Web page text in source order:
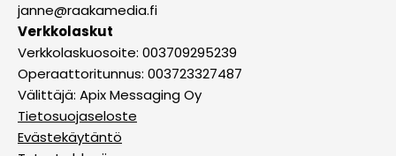
janne@raakamedia.fi
Verkkolaskut
Verkkolaskuosoite: 003709295239
Operaattoritunnus: 003723327487
Välittäjä: Apix Messaging Oy
Tietosuojaseloste
Evästekäytäntö